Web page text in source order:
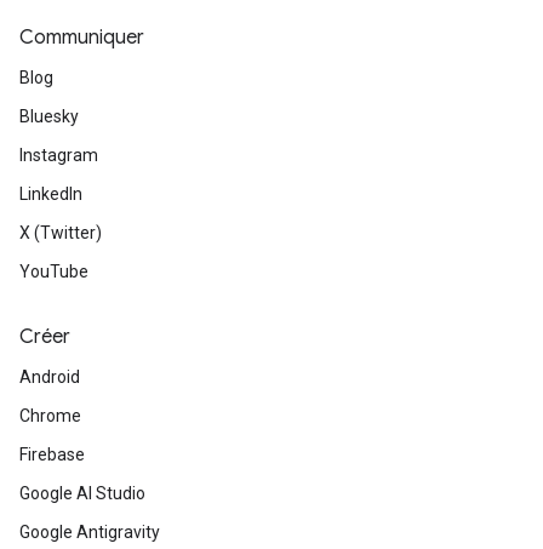
Communiquer
Blog
Bluesky
Instagram
LinkedIn
X (Twitter)
YouTube
Créer
Android
Chrome
Firebase
Google AI Studio
Google Antigravity